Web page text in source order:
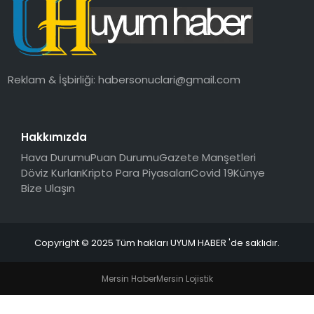
SAĞLIK
MAGAZIN
Reklam & İşbirliği:habersonuclari@gmail.com
Hakkımızda
Hava DurumuPuan DurumuGazete Manşetleri
Döviz KurlarıKripto Para PiyasalarıCovid 19Künye
Bize Ulaşın
Copyright © 2025 Tüm hakları UYUM HABER 'de saklıdır.
Mersin HaberMersin Lojistik